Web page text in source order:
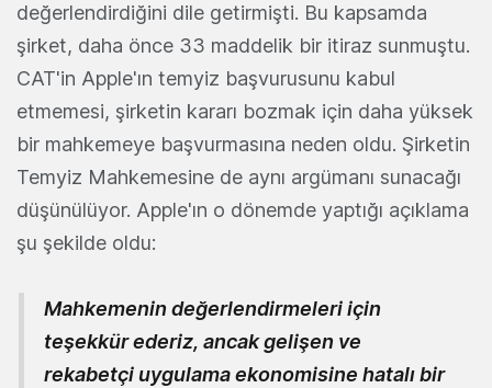
değerlendirdiğini dile getirmişti. Bu kapsamda
şirket, daha önce 33 maddelik bir itiraz sunmuştu.
CAT'in Apple'ın temyiz başvurusunu kabul
etmemesi, şirketin kararı bozmak için daha yüksek
bir mahkemeye başvurmasına neden oldu. Şirketin
Temyiz Mahkemesine de aynı argümanı sunacağı
düşünülüyor. Apple'ın o dönemde yaptığı açıklama
şu şekilde oldu:
Mahkemenin değerlendirmeleri için
teşekkür ederiz, ancak gelişen ve
rekabetçi uygulama ekonomisine hatalı bir